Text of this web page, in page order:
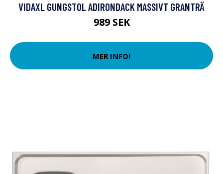
VIDAXL GUNGSTOL ADIRONDACK MASSIVT GRANTRÄ
989 SEK
MER INFO!